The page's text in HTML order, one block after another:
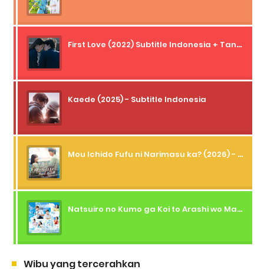
First Love (2022) Subtitle Indonesia + Tanpa Iklan + Streaming + 1080p
Kaede (2025) - Subtitle Indonesia
Mou Ichido Fufu ni Narimasu ka? (2026) - 01 Subtitle Indonesia
Natsuiro no Kumo ga Koi to Arashi wo Makiokosu (2026) - 01 Subtitle Indonesia
Wibu yang tercerahkan